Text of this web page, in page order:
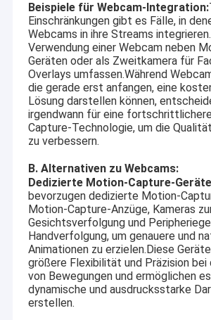
Beispiele für Webcam-Integration:
Einschränkungen gibt es Fälle, in
Webcams in ihre Streams
Verwendung einer Webcam neben
Geräten oder als Zweitkamera für
Overlays umfassen.Während
die gerade erst anfangen, eine
Lösung darstellen können,
irgendwann für eine
Capture-Technologie, um die
zu verbessern.
B. Alternativen zu Webcams:
Dedizierte Motion-Capture-
bevorzugen dedizierte Motion-
Motion-Capture-Anzüge, Kameras
Gesichtsverfolgung und
Handverfolgung, um genauere und
Animationen zu erzielen.Diese
größere Flexibilität und Präzision bei
von Bewegungen und ermöglichen
dynamische und ausdrucksstarke
erstellen.